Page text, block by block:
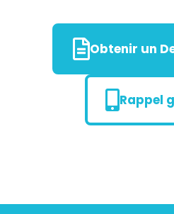
Obtenir un
Rappel